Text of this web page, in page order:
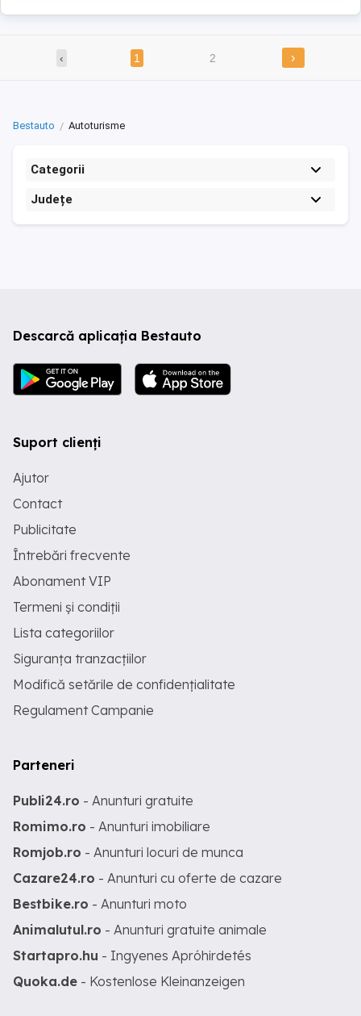
‹ 1 2 ›
Bestauto Autoturisme
Categorii
Județe
Descarcă aplicația Bestauto
Suport clienți
Ajutor
Contact
Publicitate
Întrebări frecvente
Abonament VIP
Termeni și condiții
Lista categoriilor
Siguranța tranzacțiilor
Modifică setările de confidențialitate
Regulament Campanie
Parteneri
Publi24.ro - Anunturi gratuite
Romimo.ro - Anunturi imobiliare
Romjob.ro - Anunturi locuri de munca
Cazare24.ro - Anunturi cu oferte de cazare
Bestbike.ro - Anunturi moto
Animalutul.ro - Anunturi gratuite animale
Startapro.hu - Ingyenes Apróhirdetés
Quoka.de - Kostenlose Kleinanzeigen